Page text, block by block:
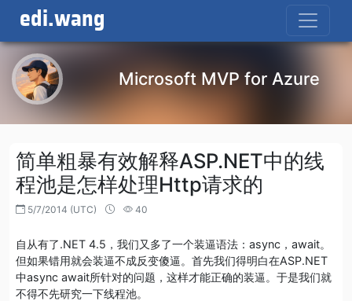
edi.wang
Microsoft MVP for Azure
简单粗暴有效解释ASP.NET中的线
程池是怎样处理Http请求的
5/7/2014 (UTC) 40
自从有了.NET 4.5，我们又多了一个装逼语法：async，await。
但如果错用就会装逼不成反变傻逼。首先我们得明白在ASP.NET
中async await所针对的问题，这样才能正确的装逼。于是我们就
不得不先研究一下线程池。